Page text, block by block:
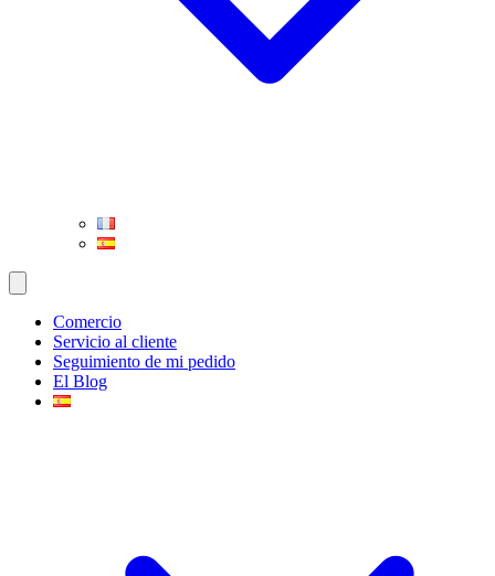
Comercio
Servicio al cliente
Seguimiento de mi pedido
El Blog